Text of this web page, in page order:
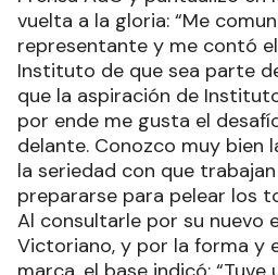
vuelta a la gloria: “Me
representante y me contó
Instituto de que sea parte
que la aspiración de
por ende me gusta el
delante. Conozco muy bien
la seriedad con que
prepararse para pelear los
Al consultarle por su nuevo
Victoriano, y por la forma y